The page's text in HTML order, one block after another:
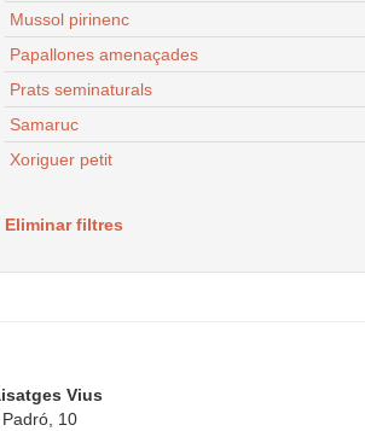
Mussol pirinenc
Papallones amenaçades
Prats seminaturals
Samaruc
Xoriguer petit
Eliminar filtres
Vius
10